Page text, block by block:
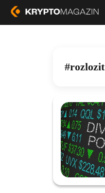
rozlozit